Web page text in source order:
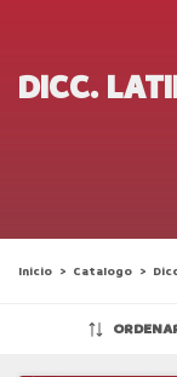
DICC.
Inicio > Catalogo >